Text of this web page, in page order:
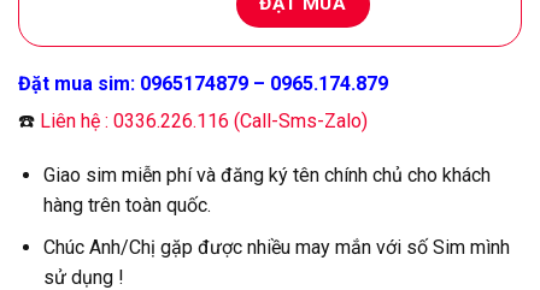
Đặt mua sim: 0965174879 – 0965.174.879
☎️ Liên hệ : 0336.226.116 (Call-Sms-Zalo)
Giao sim miễn phí và đăng ký tên chính chủ cho khách
hàng trên toàn quốc.
Chúc Anh/Chị gặp được nhiều may mắn với số Sim mình
sử dụng !